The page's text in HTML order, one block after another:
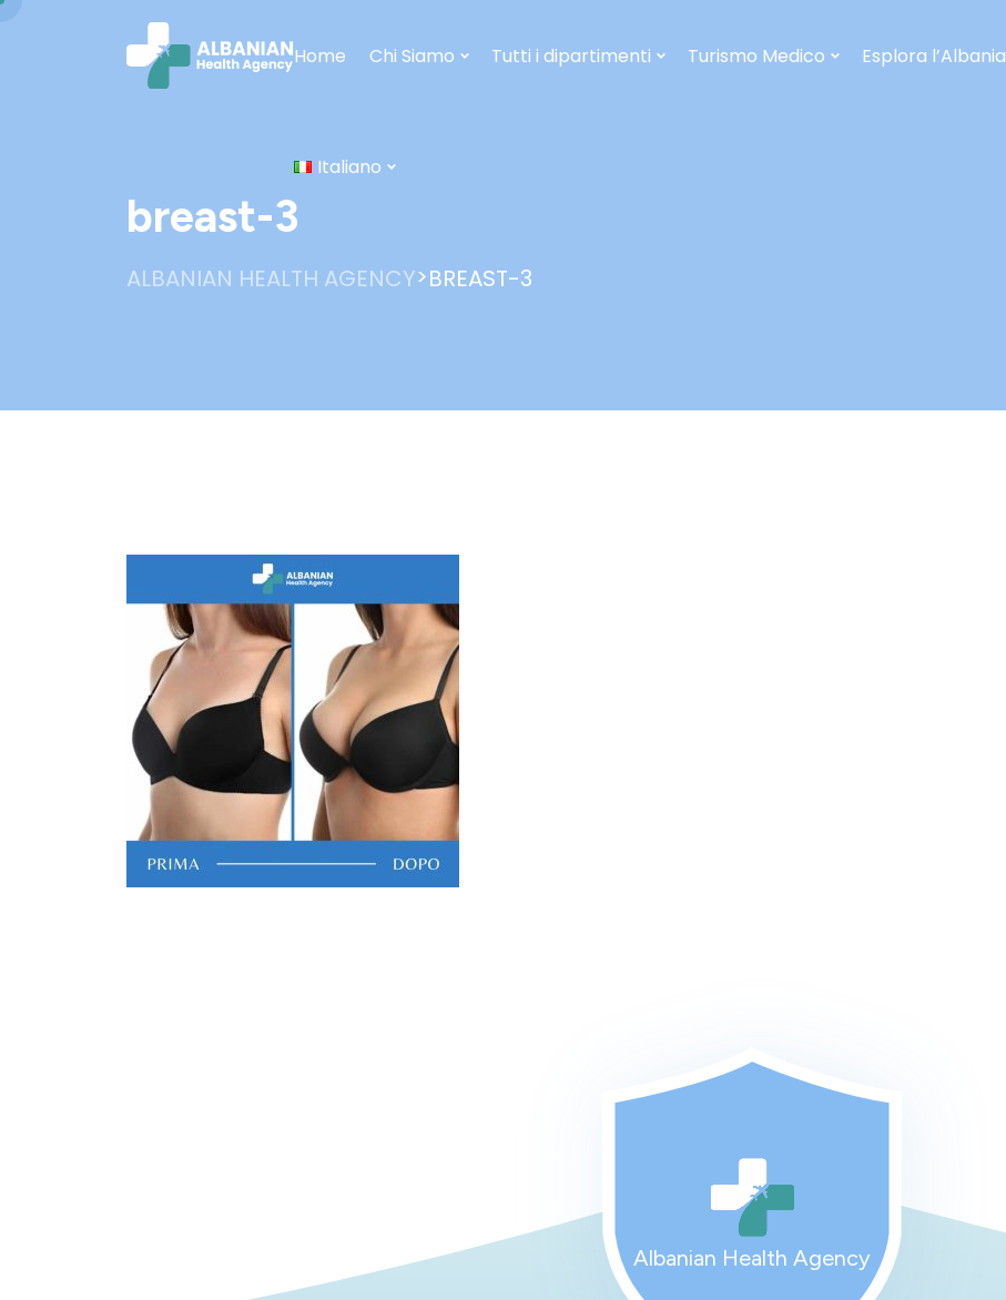
Home Chi Siamo Tutti i dipartimenti Turismo Medico Esplora l’Albania
Italiano
breast-3
ALBANIAN HEALTH AGENCY>BREAST-3
Albanian Health Agency